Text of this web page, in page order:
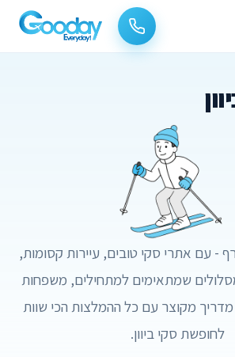
- עם אתרי סקי טובים, עיירות קסומות,
שמתאימים למתחילים, משפחות
מדריך מקוצר עם כל ההמלצות הכי שוות
לחופשת סקי ביוון.